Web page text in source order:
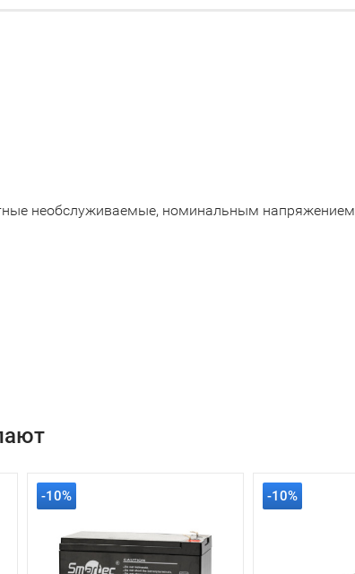
необслуживаемые, номинальным напряжением
-10% -10%